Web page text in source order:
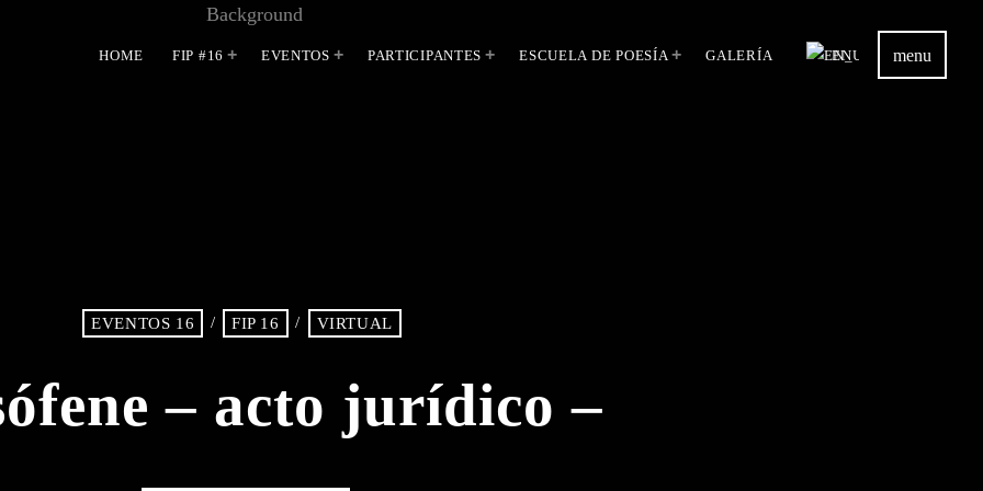
HOME FIP #16 EVENTOS PARTICIPANTES ESCUELA DE POESÍA GALERÍA EN menu
EVENTOS 16 / FIP 16 / VIRTUAL
– acto jurídico –